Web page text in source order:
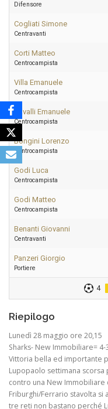
Difensore
Cogliati Simone
Centravanti
Corti Matteo
Centrocampista
Villa Emanuele
Centrocampista
Cavalli Emanuele
Centrocampista
Bongini Lorenzo
Centrocampista
Godi Luca
Centrocampista
Godi Matteo
Centrocampista
Benanti Giovanni
Centravanti
Panzeri Giorgio
Portiere
4
Riepilogo
Lunedì 28 maggio ore 20,15
Sharks- New Immobiliare= 4-
Vittoria bella ed importante
Lupopaolo settimana
contro una New
Friburghi/Ferrario stavolta si
tre reti non bastano perché